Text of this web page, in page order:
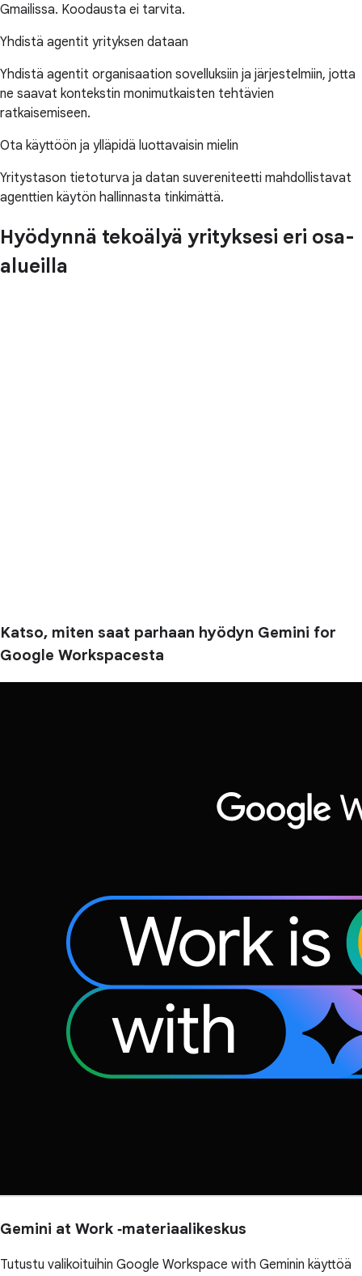
Gmailissa. Koodausta ei tarvita.
Yhdistä agentit yrityksen dataan
Yhdistä agentit organisaation sovelluksiin ja järjestelmiin, jotta
ne saavat kontekstin monimutkaisten tehtävien
ratkaisemiseen.
Ota käyttöön ja ylläpidä luottavaisin mielin
Yritystason tietoturva ja datan suvereniteetti mahdollistavat
agenttien käytön hallinnasta tinkimättä.
Hyödynnä tekoälyä yrityksesi eri osa-
alueilla
Katso, miten saat parhaan hyödyn Gemini for
Google Workspacesta
Gemini at Work ‑materiaalikeskus
Tutustu valikoituihin Google Workspace with Geminin käyttöä